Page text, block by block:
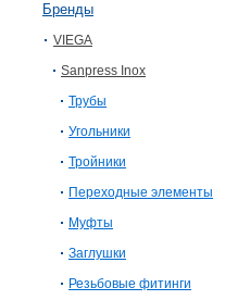
Бренды
VIEGA
Sanpress Inox
Трубы
Угольники
Тройники
Переходные элементы
Муфты
Заглушки
Резьбовые фитинги